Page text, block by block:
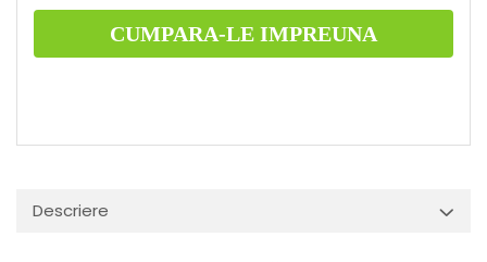
CUMPARA-LE IMPREUNA
Descriere